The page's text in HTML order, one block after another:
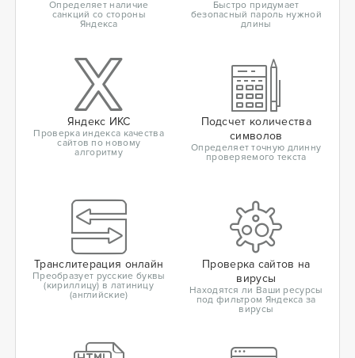
Определяет наличие
санкций со стороны
Яндекса
Быстро придумает
безопасный пароль нужной
длины
Яндекс ИКС
Проверка индекса качества
сайтов по новому
алгоритму
Подсчет количества
символов
Определяет точную длинну
проверяемого текста
Транслитерация онлайн
Преобразует русские буквы
(кириллицу) в латиницу
(английские)
Проверка сайтов на
вирусы
Находятся ли Ваши ресурсы
под фильтром Яндекса за
вирусы